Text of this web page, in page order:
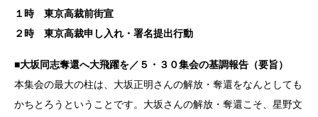
１時 東京高裁前街宣
２時 東京高裁申し入れ・署名提出行動
■大坂同志奪還へ大飛躍を／５・３０集会の基調報告（要旨）
本集会の最大の柱は、大坂正明さんの解放・奪還をなんとしても
かちとろうということです。大坂さんの解放・奪還こそ、星野文